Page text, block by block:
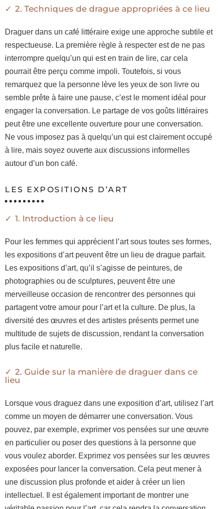
2. Techniques de drague appropriées à ce lieu
Draguer dans un café littéraire exige une approche subtile et
respectueuse. La première règle à respecter est de ne pas
interrompre quelqu’un qui est en train de lire, car cela
pourrait être perçu comme impoli. Toutefois, si vous
remarquez que la personne lève les yeux de son livre ou
semble prête à faire une pause, c’est le moment idéal pour
engager la conversation. Le partage de vos goûts littéraires
peut être une excellente ouverture pour une conversation.
Ne vous imposez pas à quelqu’un qui est clairement occupé
à lire, mais soyez ouverte aux discussions informelles
autour d’un bon café.
LES EXPOSITIONS D’ART
1. Introduction à ce lieu
Pour les femmes qui apprécient l’art sous toutes ses formes,
les expositions d’art peuvent être un lieu de drague parfait.
Les expositions d’art, qu’il s’agisse de peintures, de
photographies ou de sculptures, peuvent être une
merveilleuse occasion de rencontrer des personnes qui
partagent votre amour pour l’art et la culture. De plus, la
diversité des œuvres et des artistes présents permet une
multitude de sujets de discussion, rendant la conversation
plus facile et naturelle.
2. Guide sur la manière de draguer dans ce
lieu
Lorsque vous draguez dans une exposition d’art, utilisez l’art
comme un moyen de démarrer une conversation. Vous
pouvez, par exemple, exprimer vos pensées sur une œuvre
en particulier ou poser des questions à la personne que
vous voulez aborder. Exprimez vos pensées sur les œuvres
exposées pour lancer la conversation. Cela peut mener à
une discussion plus profonde et aider à créer un lien
intellectuel. Il est également important de montrer une